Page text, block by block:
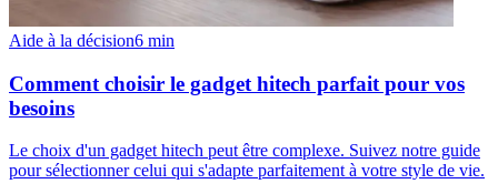
Aide à la décision6 min
Comment choisir le gadget hitech parfait pour vos
besoins
Le choix d'un gadget hitech peut être complexe. Suivez notre guide
pour sélectionner celui qui s'adapte parfaitement à votre style de vie.